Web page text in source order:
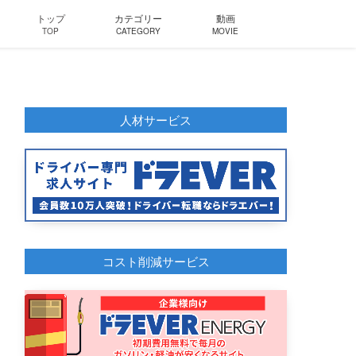
トップ
TOP
カテゴリー
CATEGORY
動画
MOVIE
人材サービス
コスト削減サービス